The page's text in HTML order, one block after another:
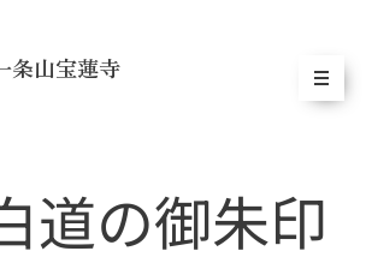
条山宝蓮寺
道の御朱印